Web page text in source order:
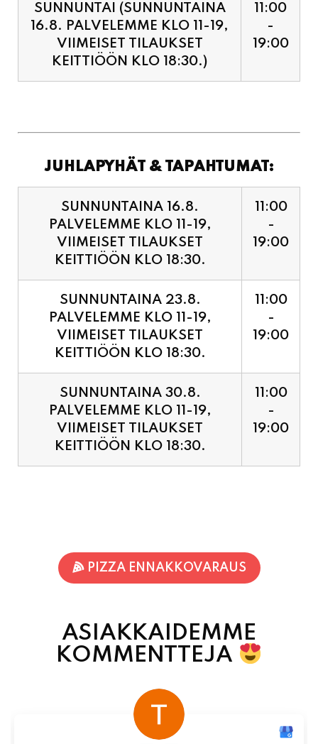
KEITTIÖÖN KLO 18:30.)
PALVELEMME KLO 11-19,
VIIMEISET TILAUKSET
KEITTIÖÖN KLO 18:30.
-
19:00
SUNNUNTAINA 23.8.
PALVELEMME KLO 11-19,
VIIMEISET TILAUKSET
KEITTIÖÖN KLO 18:30.
11:00
19:00
SUNNUNTAINA 30.8.
PALVELEMME KLO 11-19,
VIIMEISET TILAUKSET
KEITTIÖÖN KLO 18:30.
11:00
19:00
ASIAKKAIDEMME
Terhi Vornanen
Varmuudella Pohjois-Karjalan parhaat pizzat!